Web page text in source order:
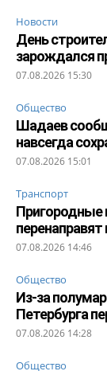
Новости
День
зарождался
07.08.2026 15:30
Общество
Шадаев
навсегда
07.08.2026 15:01
Транспорт
Пригородные
07.08.2026 14:46
Общество
Из-за
Петербурга
07.08.2026 14:28
Общество